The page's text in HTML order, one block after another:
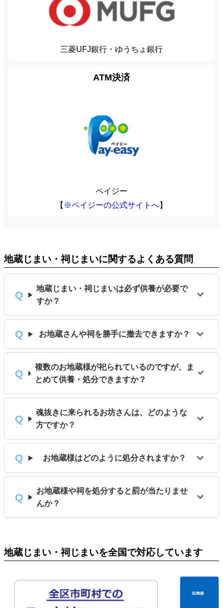
三菱UFJ銀行・ゆうちょ銀行
ATM決済
ペイジー
【 ※ペイジーの公式サイトへ】
地蔵じまい・祠じまいに関するよくある質問
地蔵じまい・祠じまいは必ず供養が必要で
すか？
お地蔵さんや祠を勝手に撤去できますか？
複数のお地蔵様が祀られているのですが、ま
とめて供養・処分できますか？
魂抜きに来られるお坊さんは、どのような
方ですか？
お地蔵様はどのように処分されますか？
お地蔵様や祠を処分すると罰が当たりませ
んか？
地蔵じまい・祠じまいを全国で対応しています